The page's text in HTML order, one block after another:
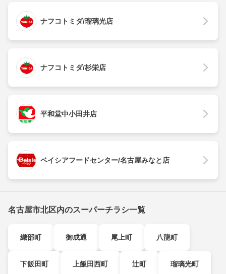
ナフコトミダ/瑠璃光店
ナフコトミダ/杉栄店
平和堂中小田井店
ベイシアフードセンター/名古屋みなと店
名古屋市北区内のスーパーチラシ一覧
織部町 御成通 尾上町 八龍町
下飯田町 上飯田西町 辻町 瑠璃光町